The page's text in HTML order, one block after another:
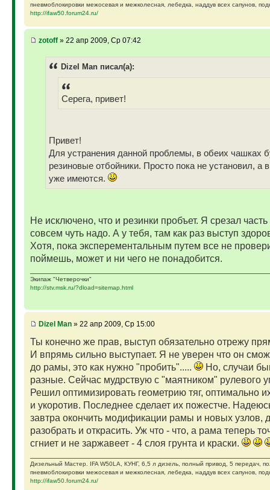
пневмоблокировки межосевая и межколесная, лебедка, наддув всех сапунов,
http://ifaw50.forum24.ru/
zotoff» 22 апр 2009, Ср 07:42
Dizel Man писал(а):
Серега, привет!
Привет!
Для устранения данной проблемы, в обеих чашках
резиновые отбойники. Просто пока не установил, а
уже имеются.
Не исключено, что и резинки пробъет. Я срезал
совсем чуть надо. А у тебя, там как раз выступ
Хотя, пока эксперементальным путем все не
поймешь, может и ни чего не понадобится.
Экипаж "Четверочки"
http://stv.msk.ru/?dload=sitemap.html
Dizel Man» 22 апр 2009, Ср 15:00
Ты конечно же прав, выступ обязательно отрежу
И впрямь сильно выступает. Я не уверен что он
до рамы, это как нужно "пробить".....
Но, случаи
разные. Сейчас мудрствую с "маятником" рулевого
Решил оптимизировать геометрию тяг, оптимально
и укоротив. Последнее сделает их пожестче.
завтра окончить модификации рамы и новых узлов,
разобрать и открасить. Уж что - что, а рама теперь
сгниет и не заржавеет - 4 слоя грунта и краски.
Дизельный Мастер. IFA W50LA, КУНГ, 6,5 л дизель, полный привод, 5 передач,
пневмоблокировки межосевая и межколесная, лебедка, наддув всех сапунов,
http://ifaw50.forum24.ru/